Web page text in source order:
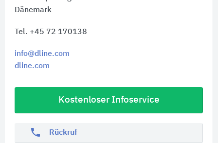
Dänemark
Tel. +45 72 170138
info@dline.com
dline.com
Kostenloser Infoservice
phone Rückruf